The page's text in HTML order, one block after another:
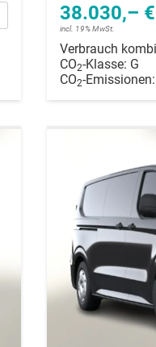
38.030,– €
incl. 19% MwSt.
Verbrauch
CO2-Klasse: G
CO2-Emissionen: